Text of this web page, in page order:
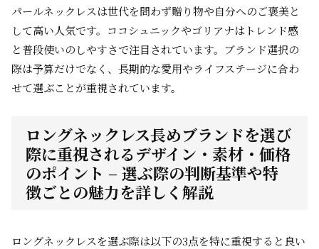
パールネックレスは世代を問わず贈り物や自分へのご褒美と
して高い人気です。ココシュニックやゴリアナはトレンド感
と普段使いのしやすさで注目されています。ブランド選択の
際は予算だけでなく、長期的な愛用やライフステージに合わ
せて選ぶことが重視されています。
ロングネックレス長めブランドを選び
際に重視されるデザイン・素材・価格
のポイント – 選ぶ際の判断基準や特
徴ごとの魅力を詳しく解説
ロングネックレスを選ぶ際は以下の3点を特に重視すると良い